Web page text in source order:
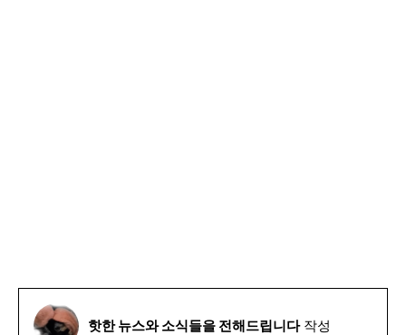
핫한 뉴스와 소식들을 전해드립니다작성